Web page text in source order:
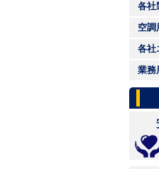
各社
空調
各社
業務